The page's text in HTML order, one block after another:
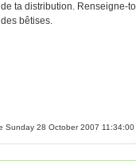
ta distribution. Renseigne-
bêtises.
Sunday 28 October 2007 11:34:00